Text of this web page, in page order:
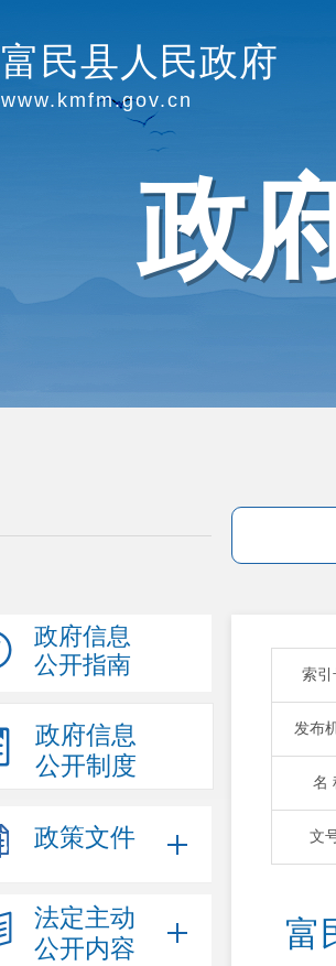
富民县人民政府
www.kmfm.gov.cn
政
政府信息
公开指南
政府信息
公开制度
政策文件
法定主动
公开内容
索引
发布
名
文
富